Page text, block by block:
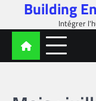
content
Building
Intégrer